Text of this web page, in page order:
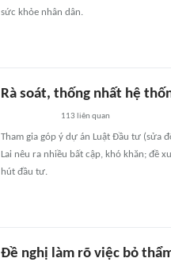
sức khỏe nhân dân.
Rà soát, thống nhất hệ
113 liên quan
Tham gia góp ý dự án Luật Đầu tư (sửa
Lai nêu ra nhiều bất cập, khó khăn; đề
hút đầu tư.
Đề nghị làm rõ việc bỏ